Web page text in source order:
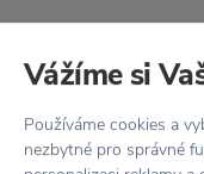
Všetko skladom,
Doprava zadarmo
Vrátenie tovaru
Vážíme si
Používáme cookies a
nezbytné pro správné